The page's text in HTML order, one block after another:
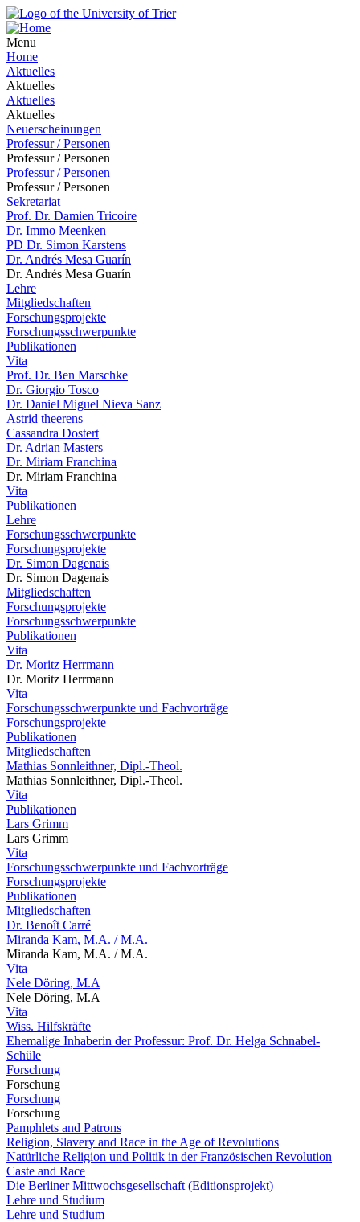
Menu
Home
Aktuelles
Aktuelles
Aktuelles
Aktuelles
Neuerscheinungen
Professur / Personen
Professur / Personen
Professur / Personen
Professur / Personen
Sekretariat
Prof. Dr. Damien Tricoire
Dr. Immo Meenken
PD Dr. Simon Karstens
Dr. Andrés Mesa Guarín
Dr. Andrés Mesa Guarín
Lehre
Mitgliedschaften
Forschungsprojekte
Forschungsschwerpunkte
Publikationen
Vita
Prof. Dr. Ben Marschke
Dr. Giorgio Tosco
Dr. Daniel Miguel Nieva Sanz
Astrid theerens
Cassandra Dostert
Dr. Adrian Masters
Dr. Miriam Franchina
Dr. Miriam Franchina
Vita
Publikationen
Lehre
Forschungsschwerpunkte
Forschungsprojekte
Dr. Simon Dagenais
Dr. Simon Dagenais
Mitgliedschaften
Forschungsprojekte
Forschungsschwerpunkte
Publikationen
Vita
Dr. Moritz Herrmann
Dr. Moritz Herrmann
Vita
Forschungsschwerpunkte und Fachvorträge
Forschungsprojekte
Publikationen
Mitgliedschaften
Mathias Sonnleithner, Dipl.-Theol.
Mathias Sonnleithner, Dipl.-Theol.
Vita
Publikationen
Lars Grimm
Lars Grimm
Vita
Forschungsschwerpunkte und Fachvorträge
Forschungsprojekte
Publikationen
Mitgliedschaften
Dr. Benoît Carré
Miranda Kam, M.A. / M.A.
Miranda Kam, M.A. / M.A.
Vita
Nele Döring, M.A
Nele Döring, M.A
Vita
Wiss. Hilfskräfte
Ehemalige Inhaberin der Professur: Prof. Dr. Helga Schnabel-
Schüle
Forschung
Forschung
Forschung
Forschung
Pamphlets and Patrons
Religion, Slavery and Race in the Age of Revolutions
Natürliche Religion und Politik in der Französischen Revolution
Caste and Race
Die Berliner Mittwochsgesellschaft (Editionsprojekt)
Lehre und Studium
Lehre und Studium